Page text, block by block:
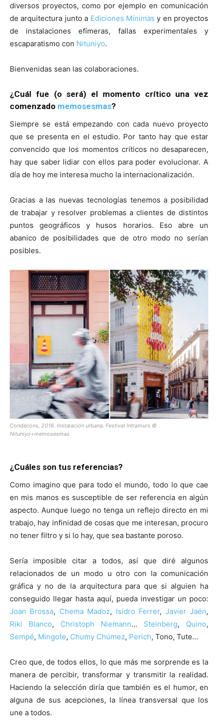
diversos proyectos, como por ejemplo en comunicación
de arquitectura junto a Ediciones Mínimas y en proyectos
de instalaciones efímeras, fallas experimentales y
escaparatismo con Nituniyo.
Bienvenidas sean las colaboraciones.
¿Cuál fue (o será) el momento crítico una vez
comenzado memosesmas?
Siempre se está empezando con cada nuevo proyecto
que se presenta en el estudio. Por tanto hay que estar
convencido que los momentos críticos no desaparecen,
hay que saber lidiar con ellos para poder evolucionar. A
día de hoy me interesa mucho la internacionalización.
Gracias a las nuevas tecnologías tenemos a posibilidad
de trabajar y resolver problemas a clientes de distintos
puntos geográficos y husos horarios. Eso abre un
abanico de posibilidades que de otro modo no serían
posibles.
Condecons, 2016. Instalación urbana. Festival Intramurs ©
Nituniyo+memosesmas
¿Cuáles son tus referencias?
Como imagino que para todo el mundo, todo lo que cae
en mis manos es susceptible de ser referencia en algún
aspecto. Aunque luego no tenga un reflejo directo en mi
trabajo, hay infinidad de cosas que me interesan, procuro
no tener filtro y si lo hay, que sea bastante poroso.
Sería imposible citar a todos, así que diré algunos
relacionados de un modo u otro con la comunicación
gráfica y no de la arquitectura para que si alguien ha
conseguido llegar hasta aquí, pueda investigar un poco:
Joan Brossa, Chema Madoz, Isidro Ferrer, Javier Jaén,
Riki Blanco, Christoph Niemann… Steinberg, Quino,
Sempé, Mingote, Chumy Chúmez, Perich, Tono, Tute…
Creo que, de todos ellos, lo que más me sorprende es la
manera de percibir, transformar y transmitir la realidad.
Haciendo la selección diría que también es el humor, en
alguna de sus acepciones, la línea transversal que los
une a todos.